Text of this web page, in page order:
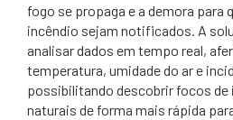
fogo se propaga e a demora para
incêndio sejam notificados. A
analisar dados em tempo real,
temperatura, umidade do ar e
possibilitando descobrir focos de
naturais de forma mais rápida